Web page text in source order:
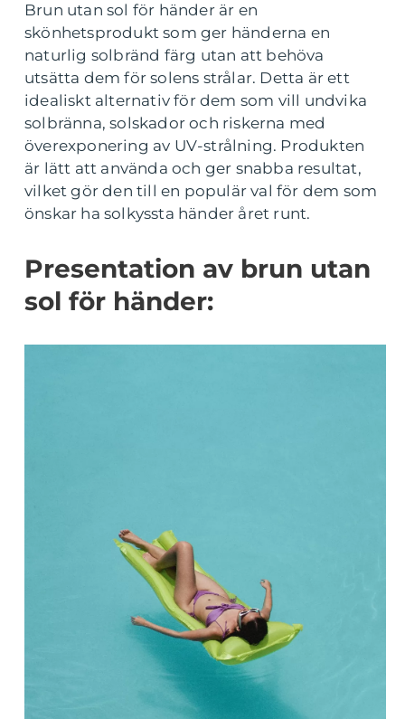
Brun utan sol för händer är en
skönhetsprodukt som ger händerna en
naturlig solbränd färg utan att behöva
utsätta dem för solens strålar. Detta är ett
idealiskt alternativ för dem som vill undvika
solbränna, solskador och riskerna med
överexponering av UV-strålning. Produkten
är lätt att använda och ger snabba resultat,
vilket gör den till en populär val för dem som
önskar ha solkyssta händer året runt.
Presentation av brun utan
sol för händer: